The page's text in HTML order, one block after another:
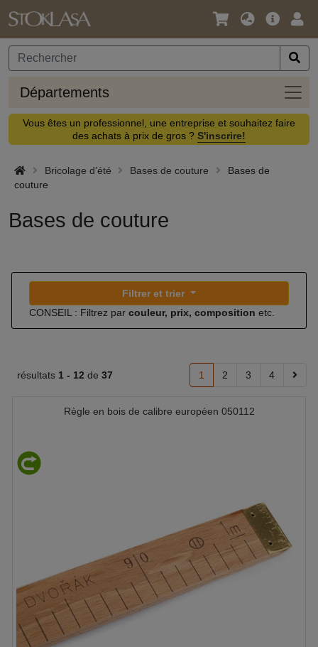
Langue
Devise
Offre
Départements
Vous êtes un professionnel, une entreprise et souhaitez faire
des achats à prix de gros ? S'inscrire!
Bricolage d’été Bases de couture
Bases de
couture
Bases de couture
Filtrer et trier
CONSEIL : Filtrez par couleur, prix, composition etc.
résultats 1 - 12 de 37 1 2 3 4
Règle en bois de calibre européen 050112